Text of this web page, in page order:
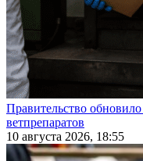
Правительство
ветпрепаратов
10 августа 2026, 18:55